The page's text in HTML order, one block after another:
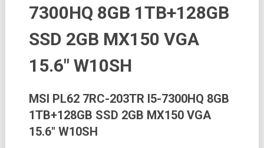
7300HQ 8GB 1TB+128GB
SSD 2GB MX150 VGA
15.6″ W10SH
MSI PL62 7RC-203TR I5-7300HQ 8GB
1TB+128GB SSD 2GB MX150 VGA
15.6″ W10SH